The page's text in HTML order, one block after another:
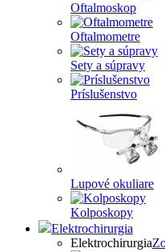
Oftalmoskop
Oftalmometre
Sety a súpravy
Príslušenstvo
Lupové okuliare
Kolposkopy
Elektrochirurgia
Elektrochirurgia